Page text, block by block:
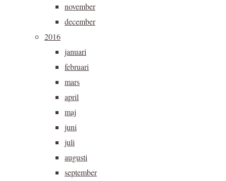
november
december
2016
januari
februari
mars
april
maj
juni
juli
augusti
september